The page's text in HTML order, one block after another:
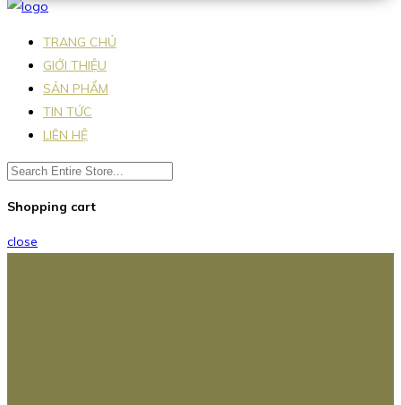
TRANG CHỦ
GIỚI THIỆU
SẢN PHẨM
TIN TỨC
LIÊN HỆ
Shopping cart
close